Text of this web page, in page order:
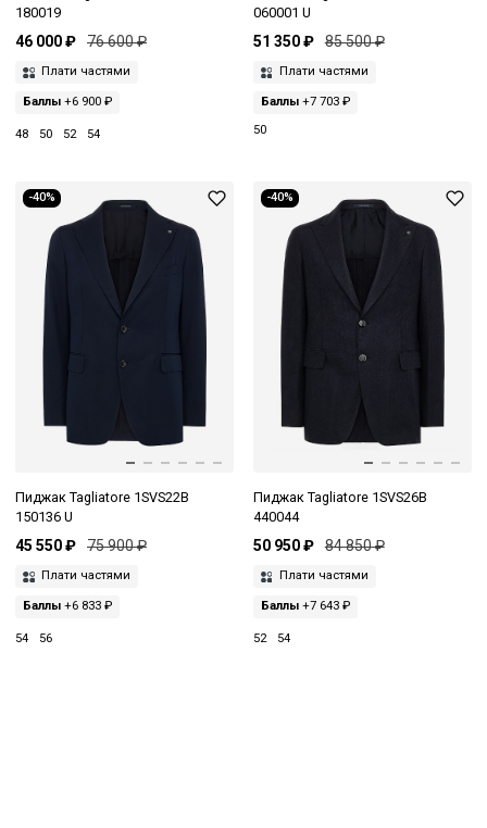
180019
46 000 ₽ 76 600 ₽
Плати частями
Баллы +6 900 ₽
48 50 52 54
060001 U
51 350 ₽ 85 500 ₽
Плати частями
Баллы+7 703 ₽
50
-40%
Пиджак Tagliatore 1SVS22B
150136 U
45 550 ₽ 75 900 ₽
Плати частями
Баллы +6 833 ₽
54 56
-40%
Пиджак Tagliatore 1SVS26B
440044
50 950 ₽ 84 850 ₽
Плати частями
Баллы+7 643 ₽
52 54